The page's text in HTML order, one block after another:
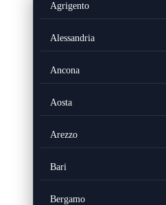
Agrigento
Alessandria
Ancona
Aosta
Arezzo
Bari
Bergamo